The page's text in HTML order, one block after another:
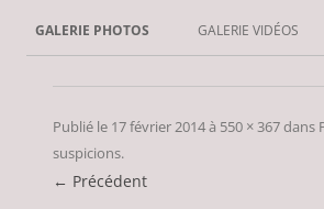
GALERIE PHOTOS GALERIE VIDÉOS
Publié le 17 février 2014à 550 × 367dans
suspicions.
← Précédent